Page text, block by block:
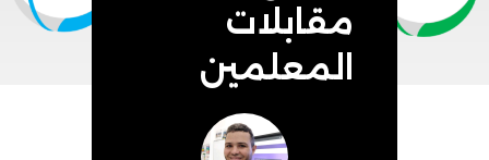
مقابلات
المعلمين